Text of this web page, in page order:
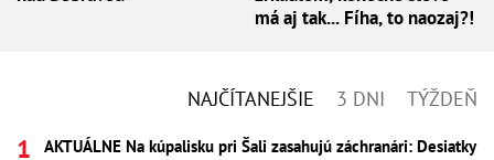
má aj tak... Fíha, to naozaj?!
NAJČÍTANEJŠIE 3 DNI TÝŽDEŇ
AKTUÁLNE Na kúpalisku pri Šali zasahujú záchranári: Desiatky